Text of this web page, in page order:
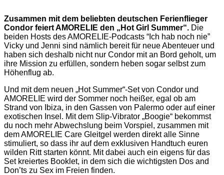
Zusammen mit dem beliebten deutschen Ferienflieger
Condor feiert AMORELIE den „Hot Girl Summer“. Die
beiden Hosts des AMORELIE-Podcasts “Ich hab noch nie”
Vicky und Jenni sind nämlich bereit für neue Abenteuer und
haben sich deshalb nicht nur Condor mit an Bord geholt, um
ihre Mission zu erfüllen, sondern heben sogar selbst zum
Höhenflug ab.
Und mit dem neuen „Hot Summer“-Set von Condor und
AMORELIE wird der Sommer noch heißer, egal ob am
Strand von Ibiza, in den Gassen von Palermo oder auf einer
exotischen Insel. Mit dem Slip-Vibrator „Boogie“ bekommst
du noch mehr Abwechslung beim Vorspiel, zusammen mit
dem AMORELIE Care Gleitgel werden direkt alle Sinne
stimuliert, so dass ihr auf dem exklusiven Handtuch euren
wilden Ritt starten könnt. Mit dabei auch ein eigens für das
Set kreiertes Booklet, in dem sich die wichtigsten Dos and
Don’ts zu Sex im Freien finden.